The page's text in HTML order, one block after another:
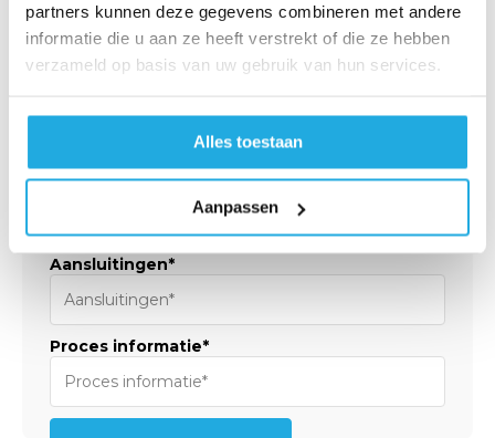
partners kunnen deze gegevens combineren met andere
informatie die u aan ze heeft verstrekt of die ze hebben
verzameld op basis van uw gebruik van hun services.
Alles toestaan
Aanpassen
Temperatuur (˚C)*
Mono-/Duo flow*
Aansluitingen*
Proces informatie*